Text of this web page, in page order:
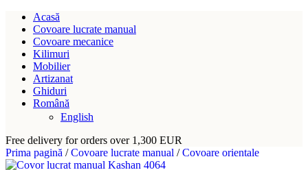
Acasă
Covoare lucrate manual
Covoare mecanice
Kilimuri
Mobilier
Artizanat
Ghiduri
Română
English
Free delivery for orders over 1,300 EUR
Prima pagină / Covoare lucrate manual / Covoare orientale